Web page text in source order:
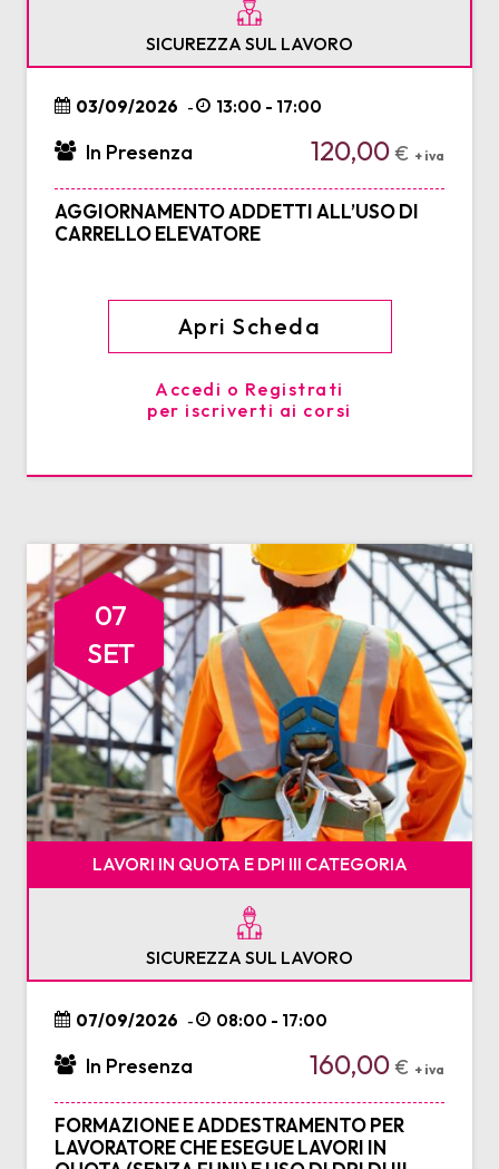
SICUREZZA SUL LAVORO
03/09/2026 - 13:00 - 17:00
120,00€ + iva
In Presenza
AGGIORNAMENTO ADDETTI ALL’USO DI
CARRELLO ELEVATORE
Apri Scheda
Accedi o Registrati
per iscriverti ai corsi
07
SET
LAVORI IN QUOTA E DPI III CATEGORIA
SICUREZZA SUL LAVORO
07/09/2026 - 08:00 - 17:00
160,00€ + iva
In Presenza
FORMAZIONE E ADDESTRAMENTO PER
LAVORATORE CHE ESEGUE LAVORI IN